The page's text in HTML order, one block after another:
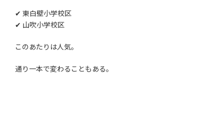
✔ 東白壁小学校区
✔ 山吹小学校区
このあたりは人気。
通り一本で変わることもある。